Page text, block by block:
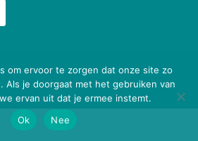
om ervoor te zorgen dat onze site zo
Als je doorgaat met het gebruiken van
ervan uit dat je ermee instemt.
Ok
Nee